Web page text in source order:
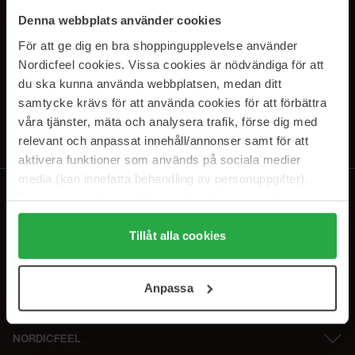
Denna webbplats använder cookies
För att ge dig en bra shoppingupplevelse använder
Nordicfeel cookies. Vissa cookies är nödvändiga för att
du ska kunna använda webbplatsen, medan ditt
samtycke krävs för att använda cookies för att förbättra
våra tjänster, mäta och analysera trafik, förse dig med
relevant och anpassat innehåll/annonser samt för att
aktivera funktioner som används på sociala medier
media (kan innefatta behandling av personuppgifter).
Genom att trycka på "Tillåt alla cookies" accepterar du
alla cookies, medan du under "Detaljer" kan anpassa
användningen av cookies. Du kan när som helst återkalla
samt vår Integritetspolicy.
Tillåt alla cookies
Anpassa
PRENUMERERA PÅ VÅRA
NYHETSBREV
E-postadress
Genom att prenumerera accepterar du vårIntegritetspolicy.
NORDICFEEL